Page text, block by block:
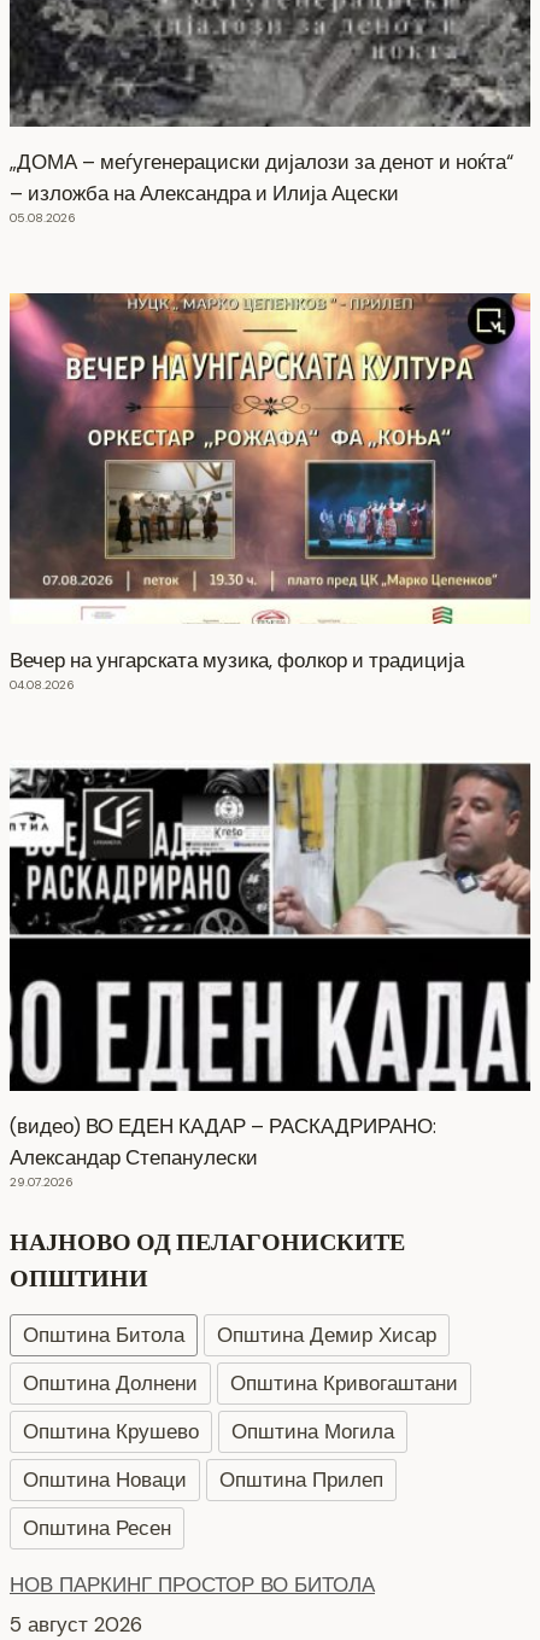
„ДОМА – меѓугенерациски дијалози за денот и ноќта“
– изложба на Александра и Илија Ацески
05.08.2026
Вечер на унгарската музика, фолкор и традиција
04.08.2026
(видео) ВО ЕДЕН КАДАР – РАСКАДРИРАНО:
Александар Степанулески
29.07.2026
НАЈНОВО ОД ПЕЛАГОНИСКИТЕ
ОПШТИНИ
Општина Битола
Општина Демир Хисар
Општина Долнени
Општина Кривогаштани
Општина Крушево
Општина Могила
Општина Новаци
Општина Прилеп
Општина Ресен
НОВ ПАРКИНГ ПРОСТОР ВО БИТОЛА
5 август 2026